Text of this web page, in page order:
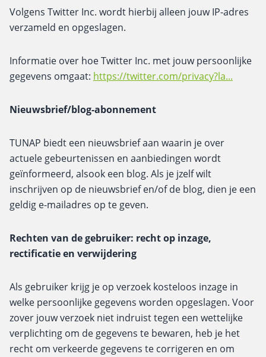
Volgens Twitter Inc. wordt hierbij alleen jouw IP-adres
verzameld en opgeslagen.
Informatie over hoe Twitter Inc. met jouw persoonlijke
gegevens omgaat: https://twitter.com/privacy?la...
Nieuwsbrief/blog-abonnement
TUNAP biedt een nieuwsbrief aan waarin je over
actuele gebeurtenissen en aanbiedingen wordt
geïnformeerd, alsook een blog. Als je jzelf wilt
inschrijven op de nieuwsbrief en/of de blog, dien je een
geldig e-mailadres op te geven.
Rechten van de gebruiker: recht op inzage,
rectificatie en verwijdering
Als gebruiker krijg je op verzoek kosteloos inzage in
welke persoonlijke gegevens worden opgeslagen. Voor
zover jouw verzoek niet indruist tegen een wettelijke
verplichting om de gegevens te bewaren, heb je het
recht om verkeerde gegevens te corrigeren en om